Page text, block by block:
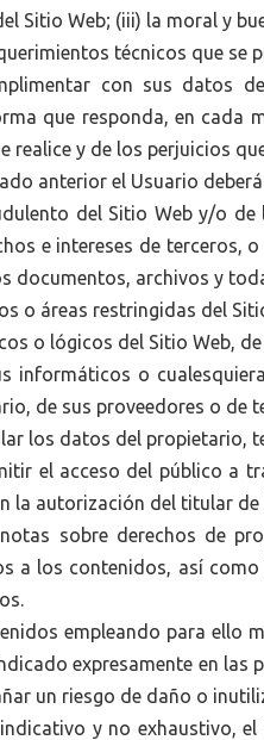
Sitio Web; (iii) la moral y
técnicos que se
con sus datos
que responda, en cada
realice y de los perjuicios
anterior el Usuario
del Sitio Web y/o
e intereses de
documentos, archivos y
o áreas restringidas del
o lógicos del Sitio Web,
informáticos o
de sus proveedores o de
los datos del propietario,
el acceso del público a
la autorización del titular
sobre derechos de
a los contenidos, así
empleando para ello
expresamente en las
un riesgo de daño o
y no exhaustivo,